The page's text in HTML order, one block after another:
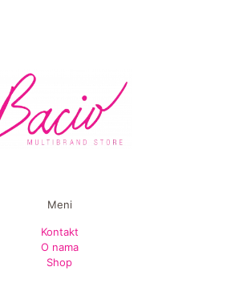
Meni
Kontakt
O nama
Shop